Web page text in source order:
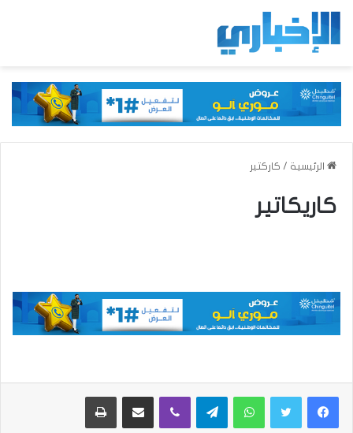
الرئيسية / كاركتير
كاريكاتير
واتساب تيلقرام ڤايبر مشاركة عبر البريد طباعة